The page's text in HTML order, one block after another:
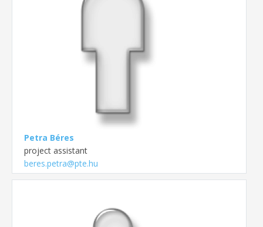
Petra Béres
project assistant
beres.petra@pte.hu